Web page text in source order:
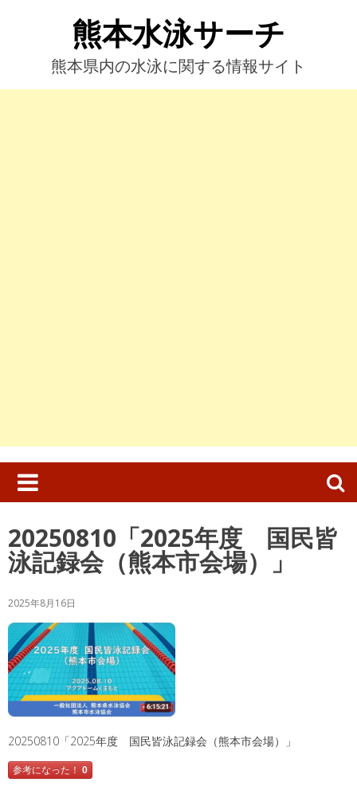
へ
熊本水泳サーチ
熊本県内の水泳に関する情報サイト
検
索:
20250810「2025年度 国民皆
泳記録会（熊本市会場）」
2025年8月16日
20250810「2025年度 国民皆泳記録会（熊本市会場）」
参考になった！ 0